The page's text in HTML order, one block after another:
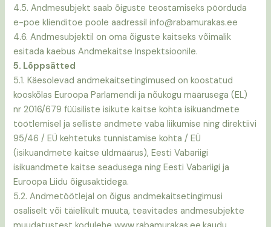
4.5. Andmesubjekt saab õiguste teostamiseks pöörduda
e-poe klienditoe poole aadressil info@rabamurakas.ee
4.6. Andmesubjektil on oma õiguste kaitseks võimalik
esitada kaebus Andmekaitse Inspektsioonile.
5. Lõppsätted
5.1. Käesolevad andmekaitsetingimused on koostatud
kooskõlas Euroopa Parlamendi ja nõukogu määrusega (EL)
nr 2016/679 füüsiliste isikute kaitse kohta isikuandmete
töötlemisel ja selliste andmete vaba liikumise ning direktiivi
95/46 / EÜ kehtetuks tunnistamise kohta / EÜ
(isikuandmete kaitse üldmäärus), Eesti Vabariigi
isikuandmete kaitse seadusega ning Eesti Vabariigi ja
Euroopa Liidu õigusaktidega.
5.2. Andmetöötlejal on õigus andmekaitsetingimusi
osaliselt või täielikult muuta, teavitades andmesubjekte